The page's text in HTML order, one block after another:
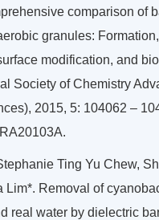
comparison of
granules: Formation,
modification, and
Society of Chemistry
2015, 5: 104062 –
Ting Yu Chew,
Lim*. Removal of
real water by dielectric